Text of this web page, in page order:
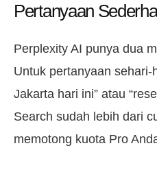
Pertanyaan
Perplexity AI punya dua
Untuk pertanyaan sehari-
Jakarta hari ini” atau
Search sudah lebih dari
memotong kuota Pro